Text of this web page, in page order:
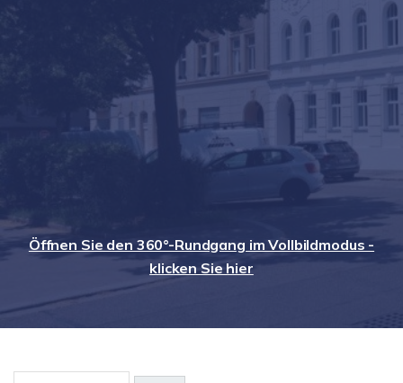
Öffnen Sie den 360°-Rundgang im Vollbildmodus -
klicken Sie hier